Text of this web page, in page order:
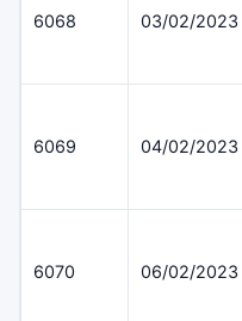
6068 03/02/2023
6069 04/02/2023
6070 06/02/2023